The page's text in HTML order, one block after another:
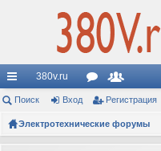
с
ы
380v.ru
ор
ум
ол
ьз
Поиск Вход Регистрация
Электротехнические форумы